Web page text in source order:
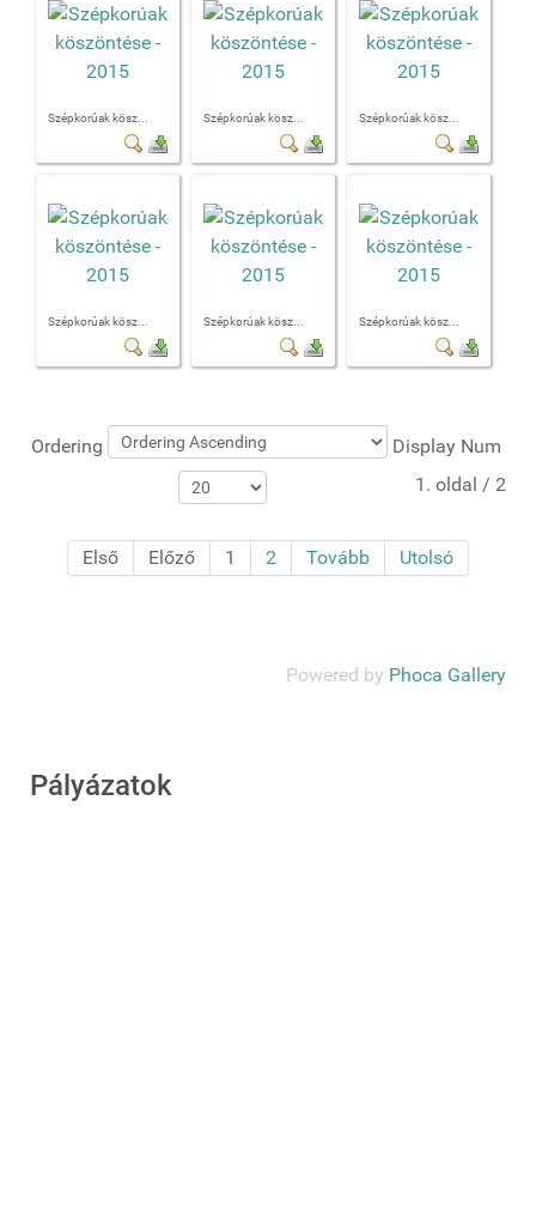
Szépkorúak kösz... Szépkorúak kösz... Szépkorúak kösz...
Szépkorúak kösz... Szépkorúak kösz... Szépkorúak kösz...
Ordering
Display Num
1. oldal / 2
Első Előző 1 2 Tovább Utolsó
Powered by Phoca Gallery
Pályázatok